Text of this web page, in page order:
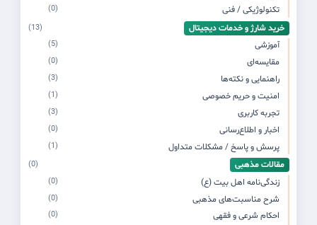
تکنولوژیکی / فنی (0)
خرید شارژ و خدمات دیجیتال (13)
آموزشی (5)
مقایسه‌ای (0)
راهنمایی و نکته‌ها (3)
امنیت و حریم خصوصی (1)
تجربه کاربری (3)
اخبار و اطلاع‌رسانی (0)
پرسش و پاسخ / مشکلات متداول (1)
مقالات مذهبی (0)
زندگی‌نامه اهل بیت (ع) (0)
شرح مناسبت‌های مذهبی (0)
احکام شرعی و فقهی (0)